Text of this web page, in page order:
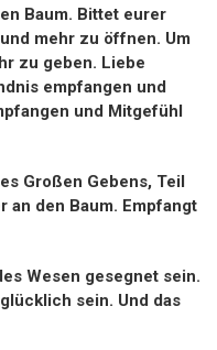
Baum. Bittet eurer
mehr zu öffnen. Um
zu geben. Liebe
empfangen und
und Mitgefühl
Großen Gebens, Teil
den Baum. Empfangt
Wesen gesegnet sein.
sein. Und das